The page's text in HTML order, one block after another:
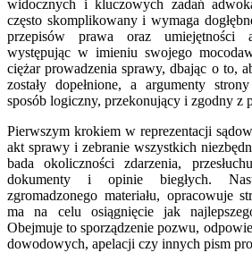
widocznych i kluczowych zadań
często skomplikowany i wymaga
przepisów prawa oraz umiejętności
występując w imieniu swojego
ciężar prowadzenia sprawy, dbając o to,
zostały dopełnione, a argumenty
sposób logiczny, przekonujący i zgodny z
Pierwszym krokiem w reprezentacji
akt sprawy i zebranie wszystkich
bada okoliczności zdarzenia,
dokumenty i opinie biegłych.
zgromadzonego materiału, opracowuje
ma na celu osiągnięcie jak
Obejmuje to sporządzenie pozwu,
dowodowych, apelacji czy innych pism